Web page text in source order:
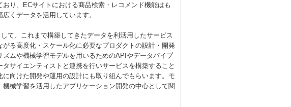
り、ECサイトにおける商品検索・レコメンド機能はも
くデータを活用しています。
て、これまで構築してきたデータを利活用したサービス
る高度化・スケール化に必要なプロダクトの設計・開発
ムや機械学習モデルを用いるためのAPIやデータパイプ
サイエンティストと連携を行いサービスを構築すること
向けた開発や運用の設計にも取り組んでもらいます。モ
械学習を活用したアプリケーション開発の中心として関